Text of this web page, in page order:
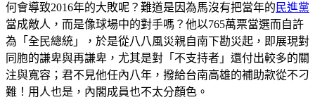
何會導致2016年的大敗呢？難道是因為馬沒有把當年的 民進黨
當成敵人，而是像球場中的對手嗎？他以765萬票當選而自許
為「全民總統」，於是從八八風災親自南下勘災起，即展現對
同胞的謙卑與再謙卑，尤其是對「不支持者」還付出較多的關
注與寬容；君不見他任內八年，撥給台南高雄的補助款從不刁
難！用人也是，內閣成員也不太分顏色。